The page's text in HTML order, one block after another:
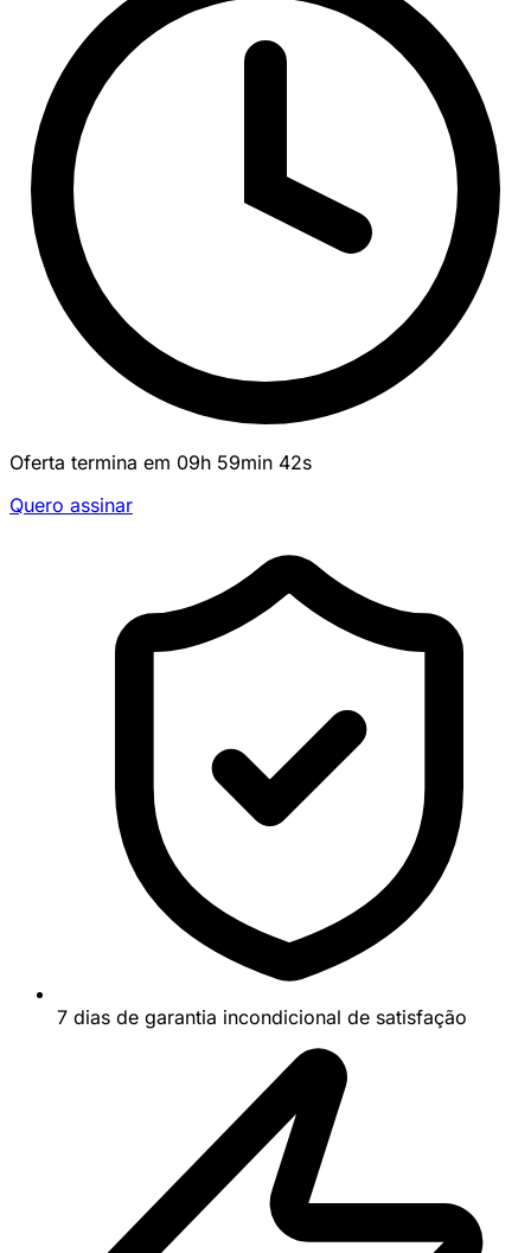
Oferta termina em 09h 59min 42s
Quero assinar
7 dias de garantia incondicional de satisfação